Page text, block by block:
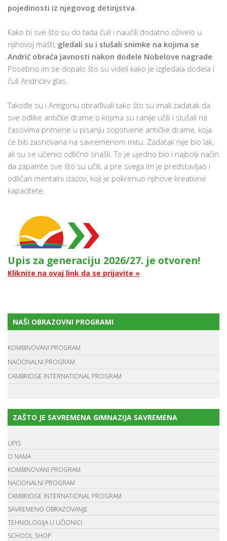
pojedinosti iz njegovog detinjstva.
Kako bi sve što su do tada čuli i naučili dodatno oživelo u
njihovoj mašti, gledali su i slušali snimke na kojima se
Andrić obraća javnosti nakon dodele Nobelove nagrade.
Posebno im se dopalo što su videli kako je izgledala dodela i
čuli Andrićev glas.
Takođe su i Antigonu obrađivali tako što su imali zadatak da
sve odlike antičke drame o kojima su ranije učili i slušali na
časovima primene u pisanju sopstvene antičke drame, koja
će biti zasnovana na savremenom mitu. Zadatak nije bio lak,
ali su se učenici odlično snašli. To je ujedno bio i najbolji način
da zapamte sve što su učili, a pre svega im je predstavljao i
odličan mentalni izazov, koji je pokrenuo njihove kreativne
kapacitete.
Upis za generaciju 2026/27. je otvoren!
Kliknite na ovaj link da se prijavite »
NAŠI OBRAZOVNI PROGRAMI
KOMBINOVANI PROGRAM
NACIONALNI PROGRAM
CAMBRIDGE INTERNATIONAL PROGRAM
ZAŠTO JE SAVREMENA GIMNAZIJA SAVREMENA
UPIS
O NAMA
KOMBINOVANI PROGRAM
NACIONALNI PROGRAM
CAMBRIDGE INTERNATIONAL PROGRAM
SAVREMENO OBRAZOVANJE
TEHNOLOGIJA U UČIONICI
SCHOOL SHOP